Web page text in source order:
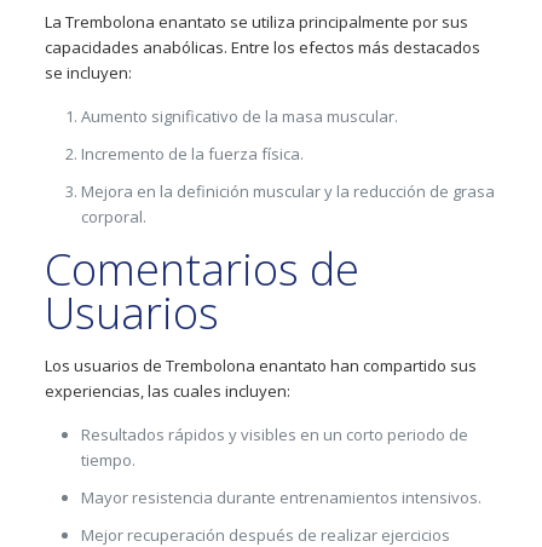
La Trembolona enantato se utiliza principalmente por sus
capacidades anabólicas. Entre los efectos más destacados
se incluyen:
Aumento significativo de la masa muscular.
Incremento de la fuerza física.
Mejora en la definición muscular y la reducción de grasa
corporal.
Comentarios de
Usuarios
Los usuarios de Trembolona enantato han compartido sus
experiencias, las cuales incluyen:
Resultados rápidos y visibles en un corto periodo de
tiempo.
Mayor resistencia durante entrenamientos intensivos.
Mejor recuperación después de realizar ejercicios